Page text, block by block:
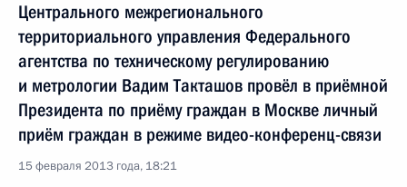
Центрального межрегионального
территориального управления Федерального
агентства по техническому регулированию
и метрологии Вадим Такташов провёл в приёмной
Президента по приёму граждан в Москве личный
приём граждан в режиме видео-конференц-связи
15 февраля 2013 года, 18:21